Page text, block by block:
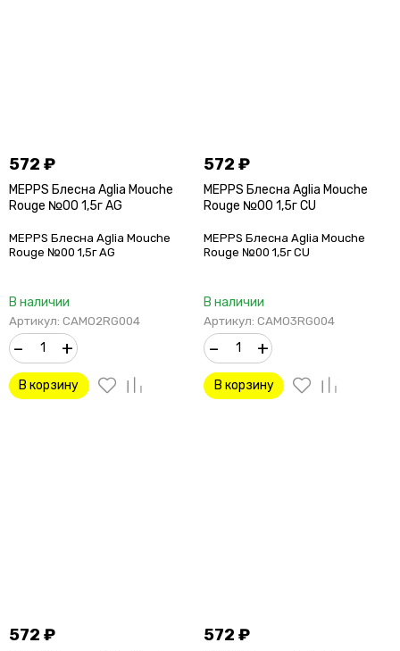
572 ₽
MEPPS Блесна Aglia Mouche
Rouge №00 1,5г AG
MEPPS Блесна Aglia Mouche
Rouge №00 1,5г AG
В наличии
Артикул: CAMO2RG004
– +
В корзину
572₽
MEPPS Блесна Aglia Mouche
Rouge №00 1,5г CU
MEPPS Блесна Aglia Mouche
Rouge №00 1,5г CU
В наличии
Артикул: CAMO3RG004
– +
В корзину
572 ₽ 572₽